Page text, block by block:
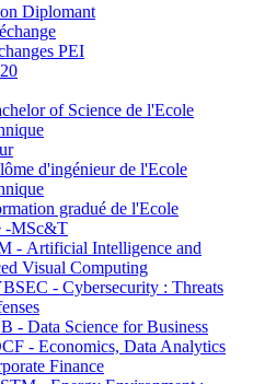
Diplomant
PEI
of Science de l'Ecole
d'ingénieur de l'Ecole
gradué de l'Ecole
-MSc&T
- Artificial Intelligence and
Visual Computing
- Cybersecurity : Threats
- Data Science for Business
- Economics, Data Analytics
Finance